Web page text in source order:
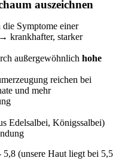
auszeichnen
Symptome einer
krankhafter, starker
außergewöhnlich hohe
reichen bei
und mehr
Edelsalbei, Königssalbei)
(unsere Haut liegt bei 5,5